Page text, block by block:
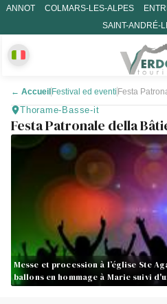
ANNOT COLMARS-LES-ALPES
SAINT-ANDRÉ-
← Accueil Festival ed eventi Festa
Thorame-Basse-it
Festa Patronale della
Messe et procession à l’église Ste
ballons en hommage à Marie suivi